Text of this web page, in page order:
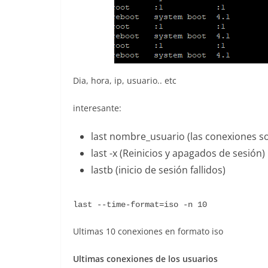
Dia, hora, ip, usuario.. etc
interesante:
last nombre_usuario (las conexiones
last -x (Reinicios y apagados de sesión)
lastb (inicio de sesión fallidos)
last --time-format=iso -n 10
Ultimas 10 conexiones en formato iso
Ultimas conexiones de los usuarios